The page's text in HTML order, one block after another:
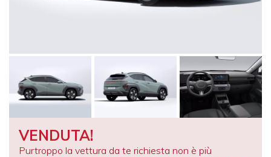
VENDUTA!
Purtroppo la vettura da te richiesta non è più